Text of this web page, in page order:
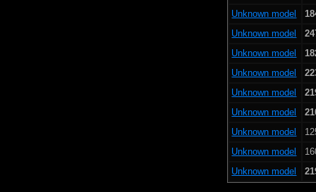
Unknown model
Unknown model
Unknown model
Unknown model
Unknown model
Unknown model
Unknown model
Unknown model
Unknown model